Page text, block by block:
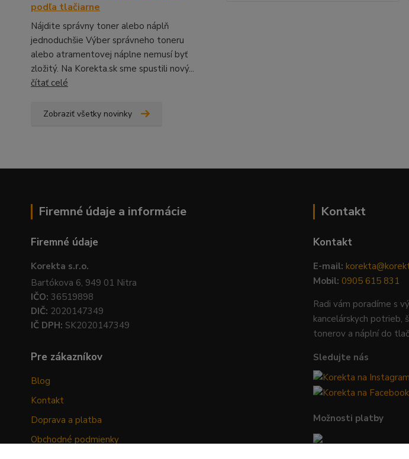
podľa tlačiarne
Nájdite správny toner alebo náplň
jednoduchšie Výber správneho toneru
alebo atramentovej náplne nemusí byť
zložitý. Na Korekta.sk sme spustili nový...
čítať celé
Zobraziť všetky novinky
Firemné údaje a informácie
Firemné údaje
Korekta s.r.o.
Bartókova 6, 949 01 Nitra
IČO: 36519898
DIČ: 2020147349
IČ DPH: SK2020147349
Pre zákazníkov
Blog
Kontakt
Doprava a platba
Obchodné podmienky
Kontakt
Kontakt
E-mail:
Mobil: 0905 615 831
Radi vám poradíme s
kancelárskych potrieb,
tonerov a náplní do
Sledujte nás
Možnosti platby